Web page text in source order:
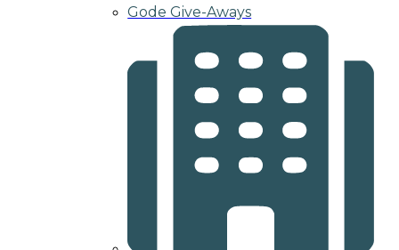
Gode Give-Aways